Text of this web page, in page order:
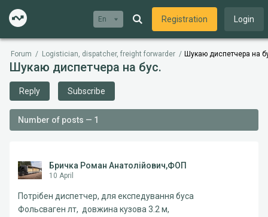
En Registration Login
Forum / Logistician, dispatcher, freight forwarder / Шукаю диспетчера на
Шукаю диспетчера на бус.
Reply Subscribe
Number of posts — 1
Бричка Роман Анатолійович,ФОП
10 April
Потрібен диспетчер, для експедування буса
Фольсваген лт, довжина кузова 3.2 м,